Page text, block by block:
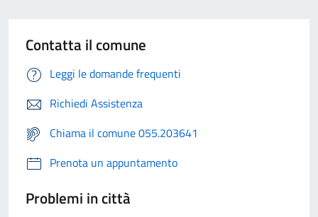
Contatta il comune
Leggi le domande frequenti
Richiedi Assistenza
Chiama il comune 055.203641
Prenota un appuntamento
Problemi in città